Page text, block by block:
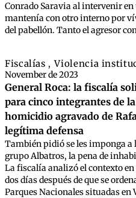
Conrado Saravia al intervenir
mantenía con otro interno por
del pabellón. Tanto el agresor
Fiscalías , Violencia
November de 2023
General Roca: la fiscalía
para cinco integrantes de
homicidio agravado de
legítima defensa
También pidió se les imponga
grupo Albatros, la pena de
La fiscalía analizó el contexto
dos días después de que se
Parques Nacionales situadas en